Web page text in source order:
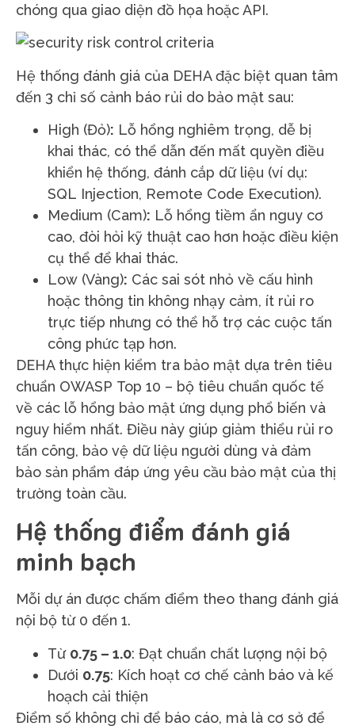
chóng qua giao diện đồ họa hoặc API.
Hệ thống đánh giá của DEHA đặc biệt quan tâm
đến 3 chỉ số cảnh báo rủi do bảo mật sau:
High (Đỏ): Lỗ hổng nghiêm trọng, dễ bị
khai thác, có thể dẫn đến mất quyền điều
khiển hệ thống, đánh cắp dữ liệu (ví dụ:
SQL Injection, Remote Code Execution).
Medium (Cam): Lỗ hổng tiềm ẩn nguy cơ
cao, đòi hỏi kỹ thuật cao hơn hoặc điều kiện
cụ thể để khai thác.
Low (Vàng): Các sai sót nhỏ về cấu hình
hoặc thông tin không nhạy cảm, ít rủi ro
trực tiếp nhưng có thể hỗ trợ các cuộc tấn
công phức tạp hơn.
DEHA thực hiện kiểm tra bảo mật dựa trên tiêu
chuẩn OWASP Top 10 – bộ tiêu chuẩn quốc tế
về các lỗ hổng bảo mật ứng dụng phổ biến và
nguy hiểm nhất. Điều này giúp giảm thiểu rủi ro
tấn công, bảo vệ dữ liệu người dùng và đảm
bảo sản phẩm đáp ứng yêu cầu bảo mật của thị
trường toàn cầu.
Hệ thống điểm đánh giá
minh bạch
Mỗi dự án được chấm điểm theo thang đánh giá
nội bộ từ 0 đến 1.
Từ 0.75 – 1.0: Đạt chuẩn chất lượng nội bộ
Dưới 0.75: Kích hoạt cơ chế cảnh báo và kế
hoạch cải thiện
Điểm số không chỉ để báo cáo, mà là cơ sở để